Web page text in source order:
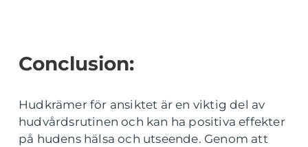
Conclusion:
Hudkrämer för ansiktet är en viktig del av
hudvårdsrutinen och kan ha positiva effekter
på hudens hälsa och utseende. Genom att